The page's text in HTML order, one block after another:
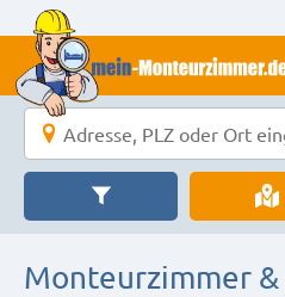
Monteurzimmer &